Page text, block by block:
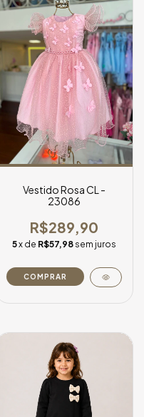
Vestido Rosa CL -
23086
R$289,90
5x de R$57,98 sem juros
COMPRAR